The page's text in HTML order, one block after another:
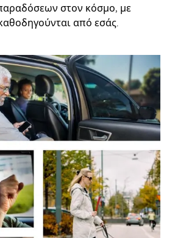
στον κόσμο, με
από εσάς.